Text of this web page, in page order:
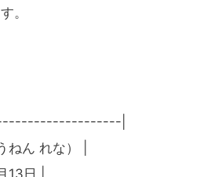
。
|
ねん れな） |
13日 |